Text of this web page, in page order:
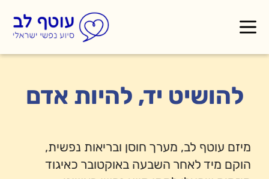
להושיט יד, להיות אדם
מיזם עוטף לב, מערך חוסן ובריאות נפשית,
הוקם מיד לאחר השבעה באוקטובר כאיגוד